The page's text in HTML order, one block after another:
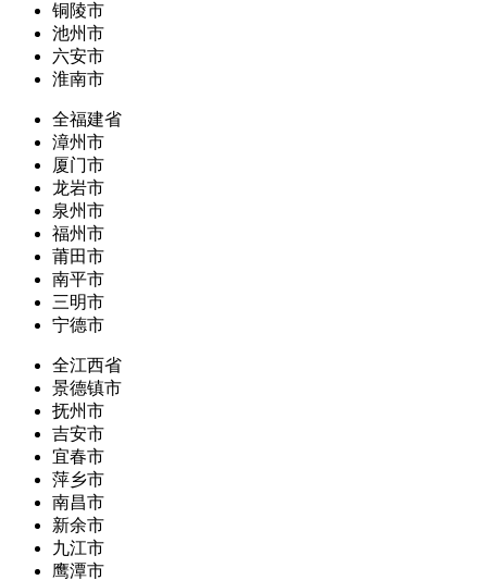
铜陵市
池州市
六安市
淮南市
全福建省
漳州市
厦门市
龙岩市
泉州市
福州市
莆田市
南平市
三明市
宁德市
全江西省
景德镇市
抚州市
吉安市
宜春市
萍乡市
南昌市
新余市
九江市
鹰潭市